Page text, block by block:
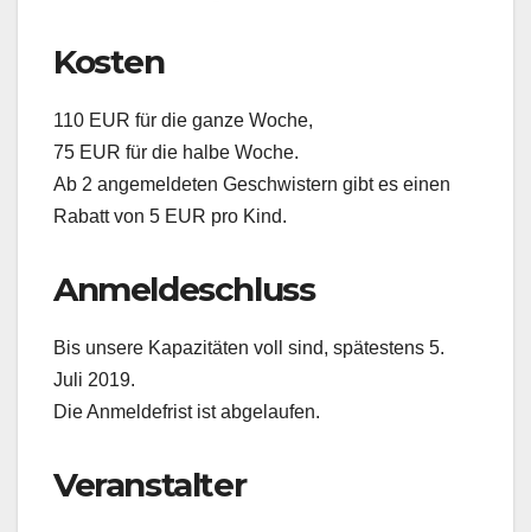
Kosten
110 EUR für die ganze Woche,
75 EUR für die halbe Woche.
Ab 2 angemeldeten Geschwistern gibt es einen
Rabatt von 5 EUR pro Kind.
Anmeldeschluss
Bis unsere Kapazitäten voll sind, spätestens 5.
Juli 2019.
Die Anmeldefrist ist abgelaufen.
Veranstalter